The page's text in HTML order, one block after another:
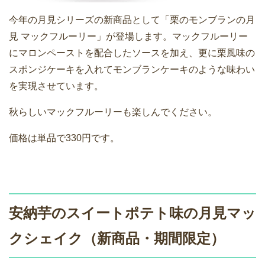
今年の月見シリーズの新商品として「栗のモンブランの月
見 マックフルーリー」が登場します。マックフルーリー
にマロンペーストを配合したソースを加え、更に栗風味の
スポンジケーキを入れてモンブランケーキのような味わい
を実現させています。
秋らしいマックフルーリーも楽しんでください。
価格は単品で330円です。
安納芋のスイートポテト味の月見マッ
クシェイク（新商品・期間限定）